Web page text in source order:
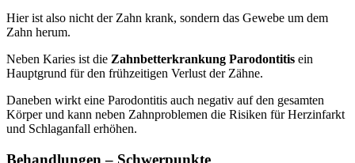
Hier ist also nicht der Zahn krank, sondern das Gewebe um dem
Zahn herum.
Neben Karies ist die Zahnbetterkrankung Parodontitis ein
Hauptgrund für den frühzeitigen Verlust der Zähne.
Daneben wirkt eine Parodontitis auch negativ auf den gesamten
Körper und kann neben Zahnproblemen die Risiken für Herzinfarkt
und Schlaganfall erhöhen.
Behandlungen – Schwerpunkte